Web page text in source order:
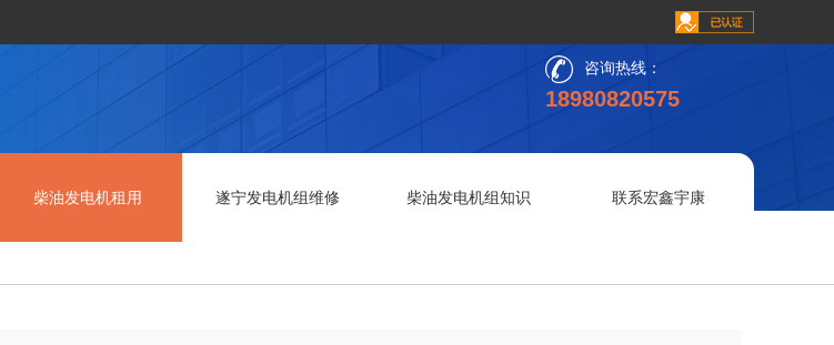
咨询热线：
18980820575
柴油发电机租用 遂宁发电机组维修 柴油发电机组知识 联系宏鑫宇康